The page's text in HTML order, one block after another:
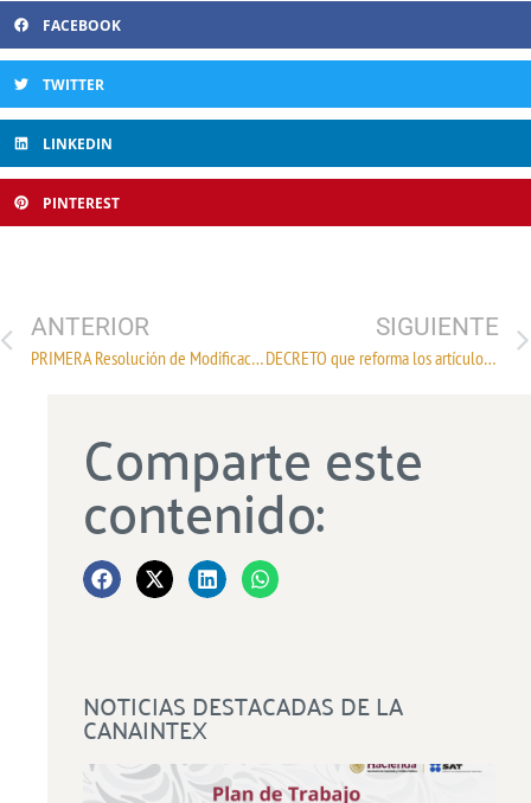
FACEBOOK
TWITTER
LINKEDIN
PINTEREST
ANTERIOR
PRIMERA Resolución de Modificaciones a las Reglas Generales de Comercio Exterior para 2024 y sus anexos 2, 5, 9, 17 y 22 (Mensajería).
SIGUIENTE
DECRETO que reforma los artículos 129 y 148 de la Ley de Amparo, Reglamentaria de los Art. 103 y 107 de la Constitución Política de los Estados Unidos Mexicanos
Comparte este
contenido:
NOTICIAS DESTACADAS DE LA
CANAINTEX